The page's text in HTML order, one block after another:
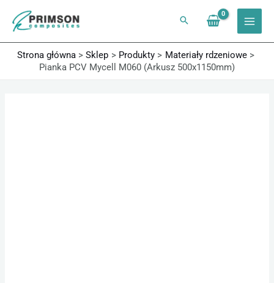
treści
Strona główna
Sklep Produkty
Materiały rdzeniowe
Pianka PCV Mycell M060 (Arkusz 500x1150mm)